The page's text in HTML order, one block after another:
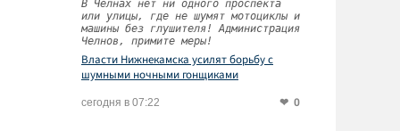
В Челнах нет ни одного проспекта
или улицы, где не шумят мотоциклы и
машины без глушителя! Администрация
Челнов, примите меры!
Власти Нижнекамска усилят борьбу с
шумными ночными гонщиками
сегодня в 07:22 0